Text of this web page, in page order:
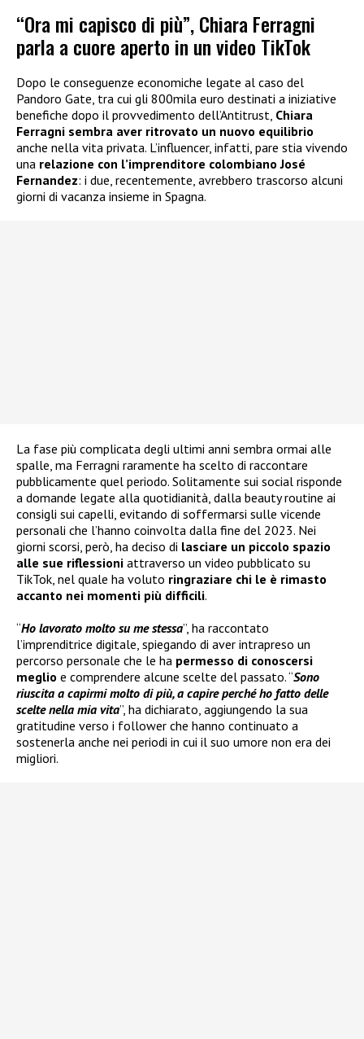
“Ora mi capisco di più”, Chiara Ferragni
parla a cuore aperto in un video TikTok
Dopo le conseguenze economiche legate al caso del
Pandoro Gate, tra cui gli 800mila euro destinati a iniziative
benefiche dopo il provvedimento dell’Antitrust, Chiara
Ferragni sembra aver ritrovato un nuovo equilibrio
anche nella vita privata. L’influencer, infatti, pare stia vivendo
una relazione con l’imprenditore colombiano José
Fernandez: i due, recentemente, avrebbero trascorso alcuni
giorni di vacanza insieme in Spagna.
La fase più complicata degli ultimi anni sembra ormai alle
spalle, ma Ferragni raramente ha scelto di raccontare
pubblicamente quel periodo. Solitamente sui social risponde
a domande legate alla quotidianità, dalla beauty routine ai
consigli sui capelli, evitando di soffermarsi sulle vicende
personali che l’hanno coinvolta dalla fine del 2023. Nei
giorni scorsi, però, ha deciso di lasciare un piccolo spazio
alle sue riflessioni attraverso un video pubblicato su
TikTok, nel quale ha voluto ringraziare chi le è rimasto
accanto nei momenti più difficili.
“Ho lavorato molto su me stessa”, ha raccontato
l’imprenditrice digitale, spiegando di aver intrapreso un
percorso personale che le ha permesso di conoscersi
meglio e comprendere alcune scelte del passato. “Sono
riuscita a capirmi molto di più, a capire perché ho fatto delle
scelte nella mia vita”, ha dichiarato, aggiungendo la sua
gratitudine verso i follower che hanno continuato a
sostenerla anche nei periodi in cui il suo umore non era dei
migliori.